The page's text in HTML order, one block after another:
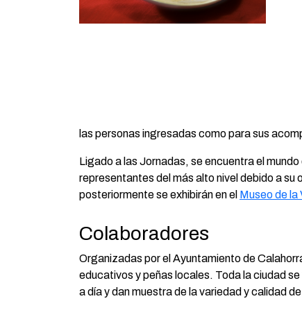
las personas ingresadas como para sus
Ligado a las Jornadas, se encuentra el
representantes del más alto nivel debido a
posteriormente se exhibirán en el Museo de la
Colaboradores
Organizadas por el Ayuntamiento de
educativos y peñas locales. Toda la ciudad
a día y dan muestra de la variedad y calidad